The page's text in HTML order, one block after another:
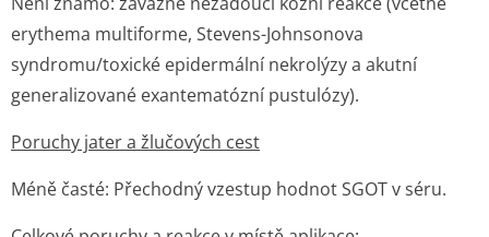
erythema multiforme, Stevens-Johnsonova
syndromu/toxické epidermální nekrolýzy a akutní
generalizované exantematózní pustulózy).
Poruchy jater a žlučových cest
Méně časté: Přechodný vzestup hodnot SGOT v séru.